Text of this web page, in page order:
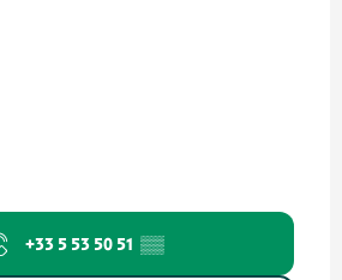
+33 5 53 50 51 ▒▒